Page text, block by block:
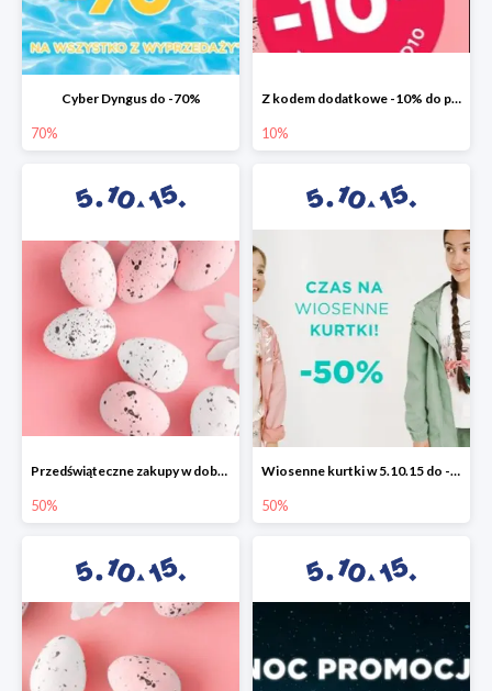
Cyber Dyngus do -70%
70%
Z kodem dodatkowe -10% do promocji -50%!
10%
Przedświąteczne zakupy w dobrym stylu -50%
50%
Wiosenne kurtki w 5.10.15 do -50%
50%